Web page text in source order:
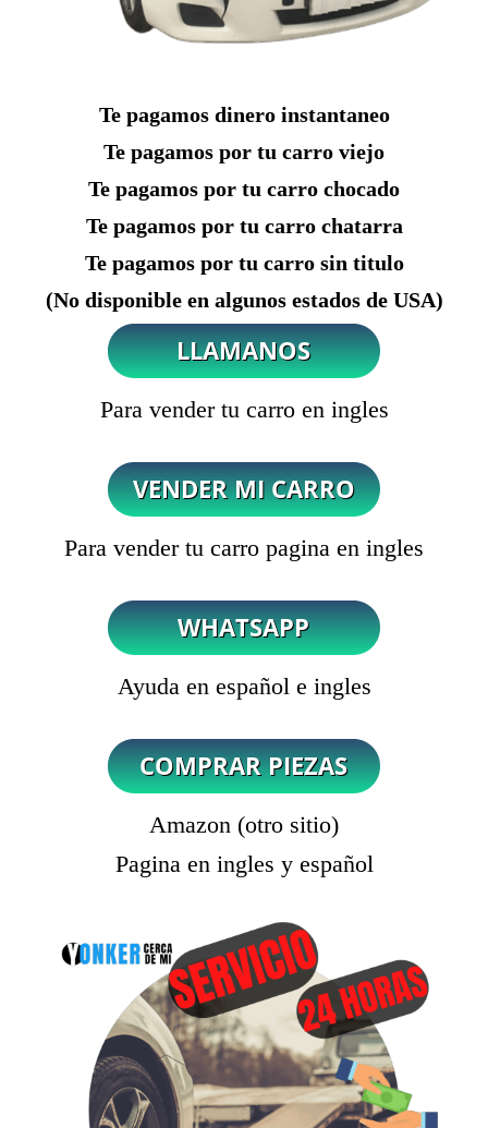
Te pagamos dinero instantaneo
Te pagamos por tu carro viejo
Te pagamos por tu carro chocado
Te pagamos por tu carro chatarra
Te pagamos por tu carro sin titulo
(No disponible en algunos estados de USA)
Para vender tu carro en ingles
Para vender tu carro pagina en ingles
Ayuda en español e ingles
Amazon (otro sitio)
Pagina en ingles y español